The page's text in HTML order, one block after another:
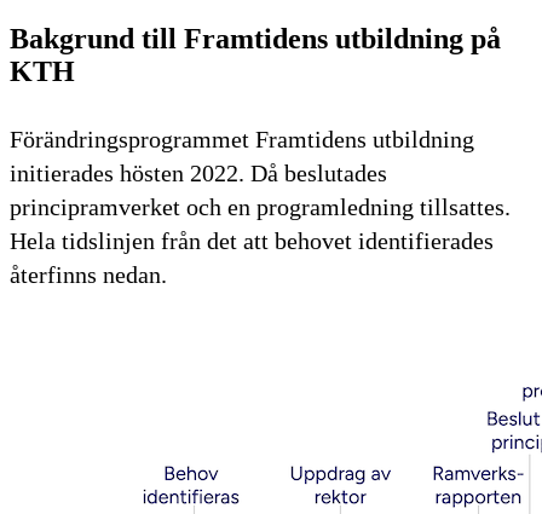
Bakgrund till Framtidens utbildning på
KTH
Förändringsprogrammet Framtidens utbildning
initierades hösten 2022. Då beslutades
principramverket och en programledning tillsattes.
Hela tidslinjen från det att behovet identifierades
återfinns nedan.